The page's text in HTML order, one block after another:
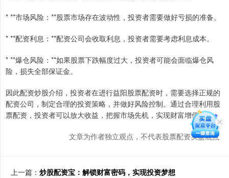
* **市场风险：**股票市场存在波动性，投资者需要做好亏损的准备。
* **配资利息：**配资公司会收取利息，投资者需要考虑利息成本。
* **爆仓风险：**如果股票下跌幅度过大，投资者可能会面临爆仓风
险，损失全部保证金。
因此配资炒股介绍，投资者在进行益阳股票配资时，需要选择正规的
配资公司，制定合理的投资策略，并做好风险控制。通过合理利用股
票配资，投资者可以放大收益，把握市场先机，实现财富增值。
文章为作者独立观点，不代表股票配资实盘观点
上一篇： 炒股配资宝：解锁财富密码，实现投资梦想